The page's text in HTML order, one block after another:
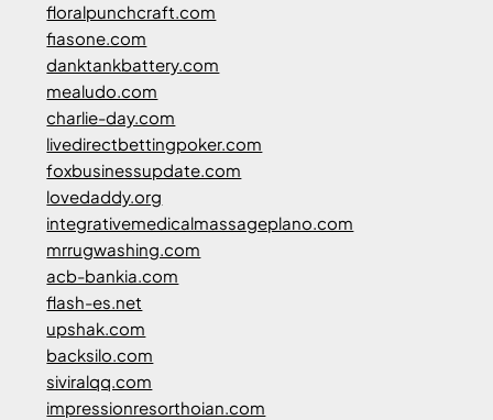
floralpunchcraft.com
fiasone.com
danktankbattery.com
mealudo.com
charlie-day.com
livedirectbettingpoker.com
foxbusinessupdate.com
lovedaddy.org
integrativemedicalmassageplano.com
mrrugwashing.com
acb-bankia.com
flash-es.net
upshak.com
backsilo.com
siviralqq.com
impressionresorthoian.com